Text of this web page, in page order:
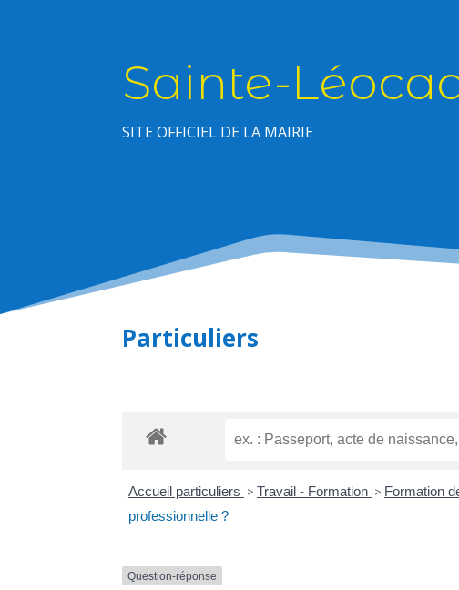
Sainte-
SITE OFFICIEL DE LA MAIRIE
Particuliers
Accueil particuliers > Travail - Formation > Formation
professionnelle ?
Question-réponse